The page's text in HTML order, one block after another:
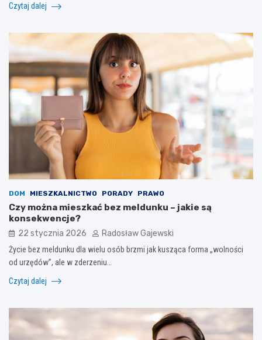
Czytaj dalej
DOM MIESZKALNICTWO PORADY PRAWO
Czy można mieszkać bez meldunku – jakie są
konsekwencje?
22 stycznia 2026 Radosław Gajewski
Życie bez meldunku dla wielu osób brzmi jak kusząca forma „wolności
od urzędów”, ale w zderzeniu…
Czytaj dalej